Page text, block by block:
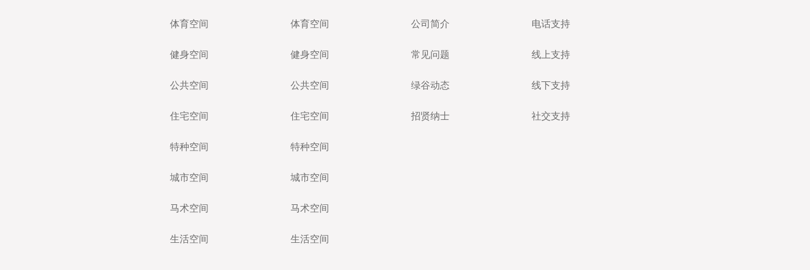
体育空间
健身空间
公共空间
住宅空间
特种空间
城市空间
马术空间
生活空间
体育空间
健身空间
公共空间
住宅空间
特种空间
城市空间
马术空间
生活空间
公司简介
常见问题
绿谷动态
招贤纳士
电话支持
线上支持
线下支持
社交支持